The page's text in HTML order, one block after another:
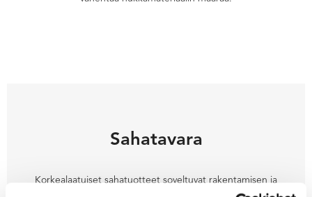
Sahatavara
Korkealaatuiset sahatuotteet soveltuvat rakentamisen ja